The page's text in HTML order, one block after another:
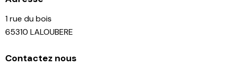
1 rue du bois
65310 LALOUBERE
Contactez nous